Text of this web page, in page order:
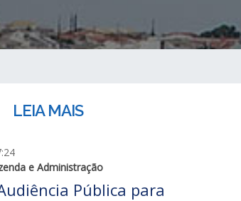
LEIA MAIS
e Administração
Pública para